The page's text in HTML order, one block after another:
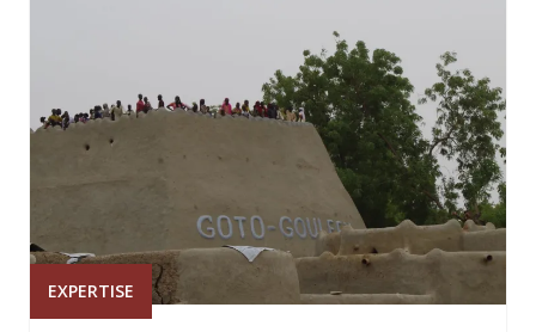
EXPERTISE